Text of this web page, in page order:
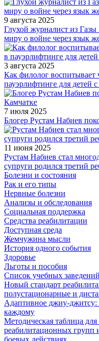
9 августа 2025
Глухой журналист из Газы
миру о войне через язык
3 августа 2025
Как филолог
пауэрлифтинге для детей
7 июля 2025
Блогер Рустам Набиев
11 июня 2025
Рустам Набиев стал
супруги родился третий
Болезни и состояния
Рак и его типы
Нервные болезни
Анализы и обследования
Социальная поддержка
Средства реабилитации
Доступная среда
Жемчужина мысли
История одного события
Здоровье
Льготы и пособия
Список учебных заведений
Новый стандарт
полустационарные и
Адаптивное джиу-джитсу:
каждому
Методическая таблица
реабилитационных